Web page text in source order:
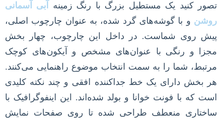
تصور کنید یک مستطیل بزرگ با رنگ زمینه
آبی آسمانی
روشن و با گوشه‌های گرد شده، به عنوان چارچوب اصلی،
پیش روی شماست. در داخل این چارچوب، چهار بخش
مجزا و رنگی با عنوان‌های مشخص و آیکون‌های کوچک
مرتبط، شما را به سمت انتخاب موضوع راهنمایی می‌کنند.
هر بخش دارای یک خط جداکننده افقی و چند نکته کلیدی
است که با فونت خوانا و بولد شده‌اند. این اینفوگرافیک با
ساختاری منعطف طراحی شده تا روی صفحات نمایش